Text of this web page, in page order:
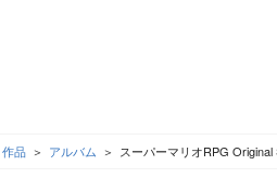
作品 アルバム スーパーマリオRPG